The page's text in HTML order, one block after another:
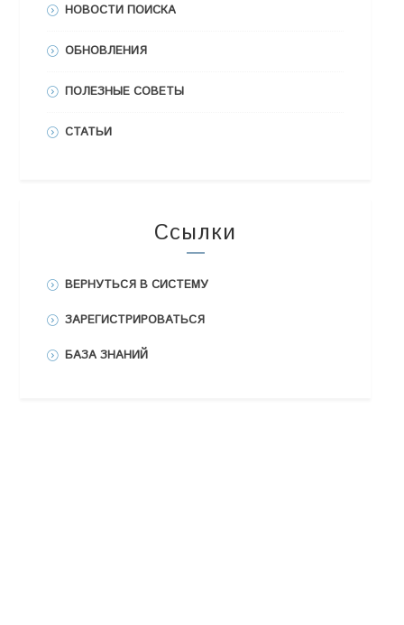
НОВОСТИ ПОИСКА
ОБНОВЛЕНИЯ
ПОЛЕЗНЫЕ СОВЕТЫ
СТАТЬИ
Ссылки
ВЕРНУТЬСЯ В СИСТЕМУ
ЗАРЕГИСТРИРОВАТЬСЯ
БАЗА ЗНАНИЙ